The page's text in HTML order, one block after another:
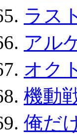
ラス
アル
オク
機動
俺だ